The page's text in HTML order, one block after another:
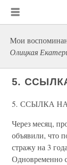
Мои
Олицкая
5.
5. ССЫЛКА
Через месяц,
объявили, что
стражу на 3
Одновременно